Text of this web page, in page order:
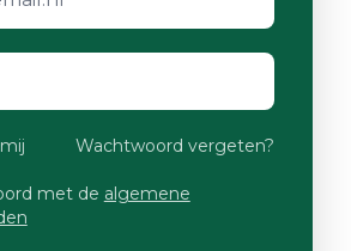
Wachtwoord vergeten?
met de algemene